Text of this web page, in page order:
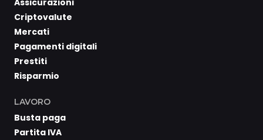
Criptovalute
Mercati
Pagamenti digitali
Prestiti
Risparmio
LAVORO
Busta paga
Partita IVA